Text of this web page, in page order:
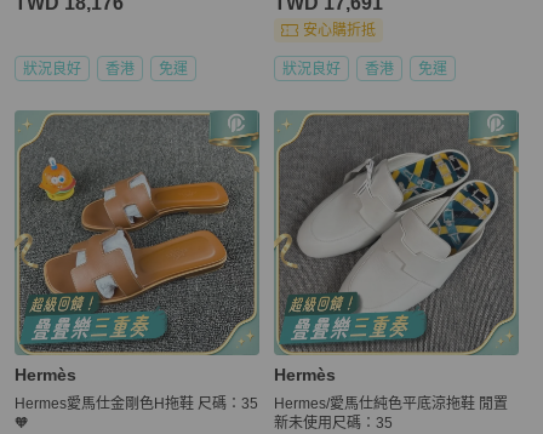
狀況良好 香港 免運
安心購折抵
狀況良好 香港 免運
Hermès
Hermes愛馬仕金剛色H拖鞋 尺碼：35
🧡
Hermès
Hermes/愛馬仕純色平底涼拖鞋 閒置
新未使用尺碼：35